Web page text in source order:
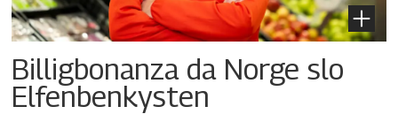
Billigbonanza da Norge slo
Elfenbenkysten